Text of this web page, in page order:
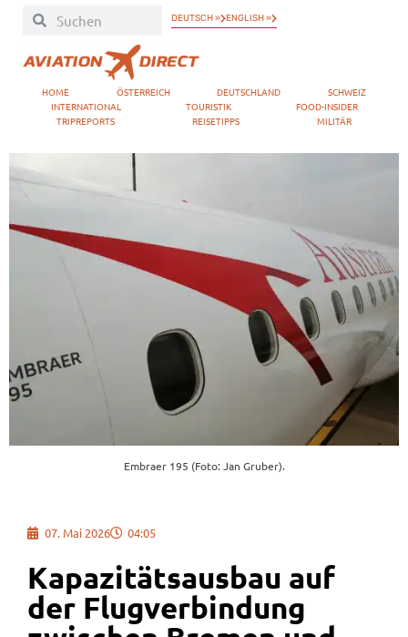
DEUTSCH » ENGLISH »
HOME ÖSTERREICH DEUTSCHLAND
SCHWEIZ
INTERNATIONAL
TOURISTIK
FOOD-INSIDER
TRIPREPORTS
REISETIPPS MILITÄR
Embraer 195 (Foto: Jan Gruber).
07. Mai 2026 04:05
Kapazitätsausbau auf
der Flugverbindung